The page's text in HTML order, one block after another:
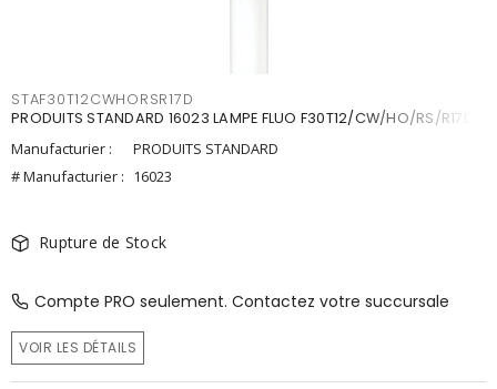
STAF30T12CWHORSR17D
PRODUITS STANDARD 16023 LAMPE FLUO F30T12/CW/HO/RS/R17D
Manufacturier :
PRODUITS STANDARD
# Manufacturier : 16023
Rupture de Stock
Compte PRO seulement. Contactez votre succursale
VOIR LES DÉTAILS